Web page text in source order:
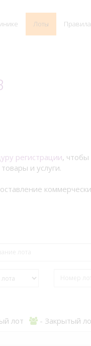
Лоты
регистрации,
и услуги.
лот - Закрытый